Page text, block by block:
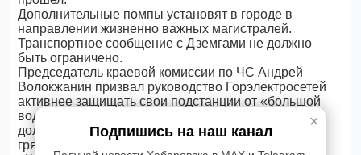
Дополнительные помпы установят в городе в
направлении жизненно важных магистралей.
Транспортное сообщение с Дземгами не должно
быть ограничено.
Председатель краевой комиссии по ЧС Андрей
Волокжанин призвал руководство Горэлектросетей
активнее защищать свои подстанции от «большой
воды». Кроме того, все муниципальные районы
должны сосредоточить усилия на подготовке к
грядущему отопительному сезону.
✕
Подпишись на наш канал